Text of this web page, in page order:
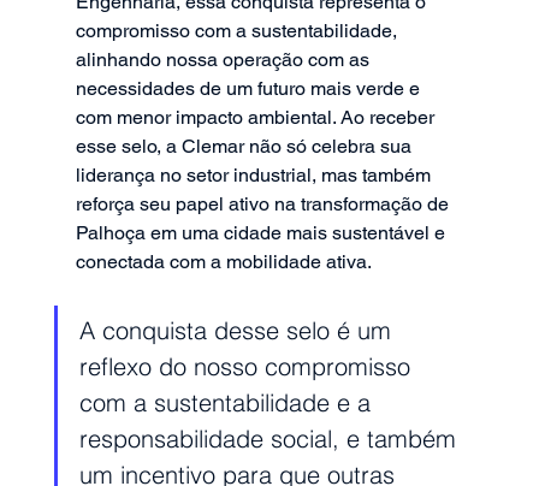
compromisso com a sustentabilidade,
alinhando nossa operação com as
necessidades de um futuro mais verde e
com menor impacto ambiental. Ao receber
esse selo, a Clemar não só celebra sua
liderança no setor industrial, mas também
reforça seu papel ativo na transformação de
Palhoça em uma cidade mais sustentável e
conectada com a mobilidade ativa.
A conquista desse selo é um
reflexo do nosso compromisso
com a sustentabilidade e a
responsabilidade social, e também
um incentivo para que outras